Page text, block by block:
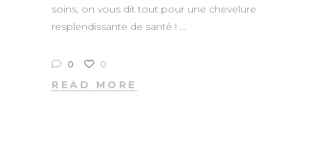
soins, on vous dit tout pour une chevelure
resplendissante de santé !
0 0
READ MORE